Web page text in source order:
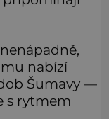
nabízí
Šumavy —
s rytmem